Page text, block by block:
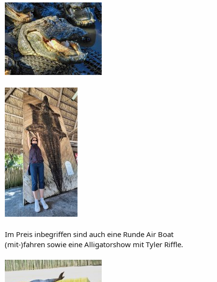
Im Preis inbegriffen sind auch eine Runde Air Boat
(mit-)fahren sowie eine Alligatorshow mit Tyler Riffle.